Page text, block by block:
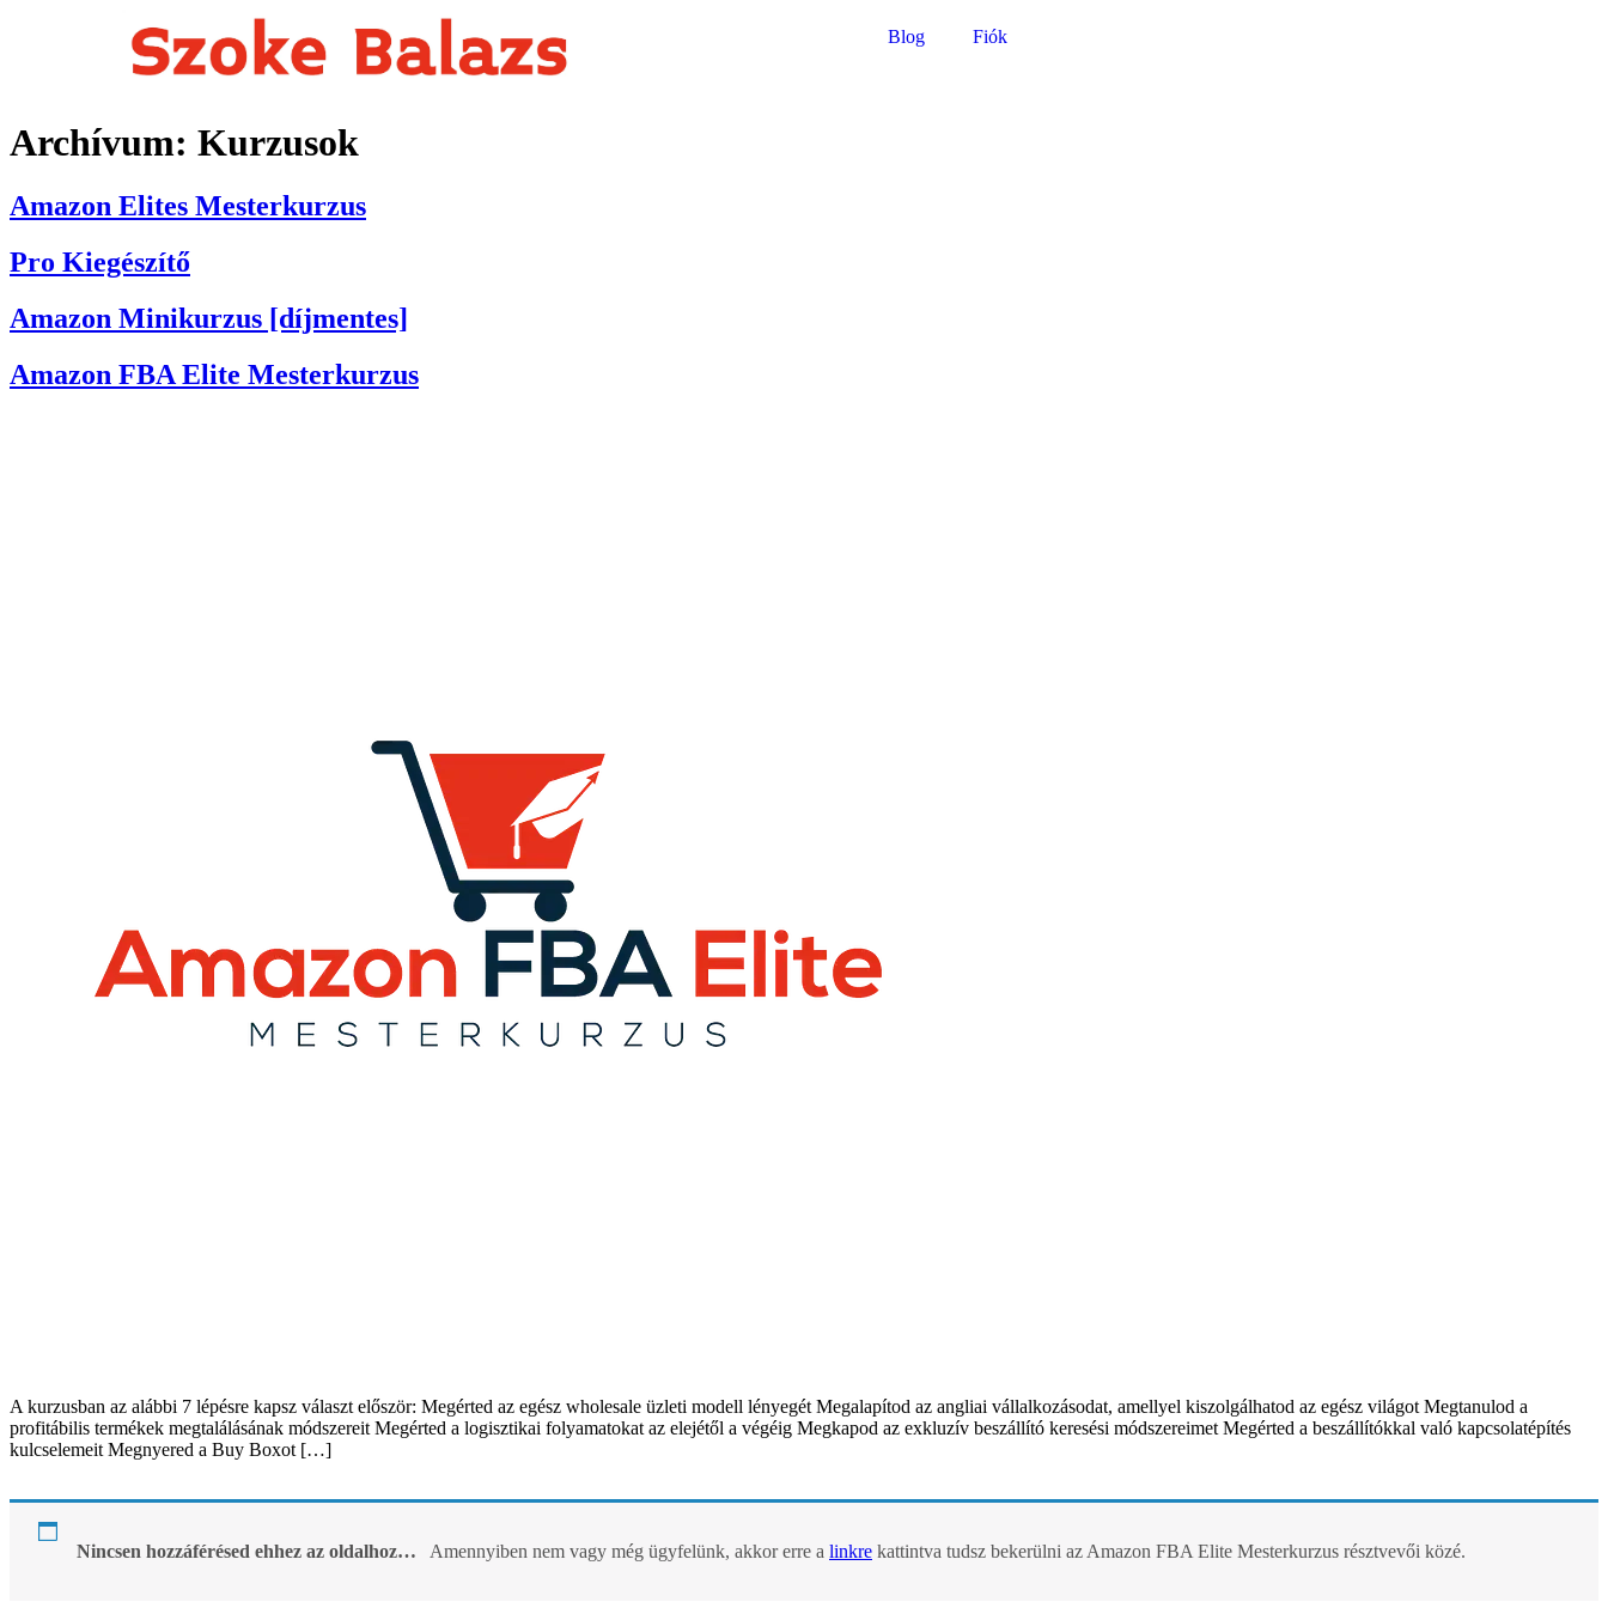
Blog Fiók
Archívum: Kurzusok
Amazon Elites Mesterkurzus
Pro Kiegészítő
Amazon Minikurzus [díjmentes]
Amazon FBA Elite Mesterkurzus
A kurzusban az alábbi 7 lépésre kapsz választ először: Megérted az egész wholesale üzleti modell lényegét Megalapítod az angliai vállalkozásodat, amellyel kiszolgálhatod az egész világot Megtanulod a
profitábilis termékek megtalálásának módszereit Megérted a logisztikai folyamatokat az elejétől a végéig Megkapod az exkluzív beszállító keresési módszereimet Megérted a beszállítókkal való kapcsolatépítés
kulcselemeit Megnyered a Buy Boxot […]
Nincsen hozzáférésed ehhez az oldalhoz… Amennyiben nem vagy még ügyfelünk, akkor erre a linkre kattintva tudsz bekerülni az Amazon FBA Elite Mesterkurzus résztvevői közé.